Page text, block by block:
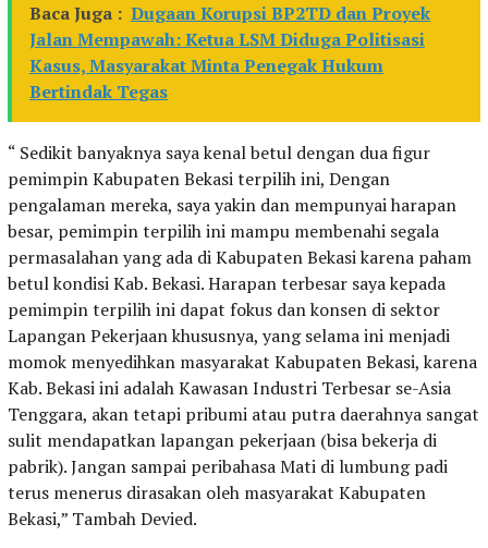
Baca Juga : Dugaan Korupsi BP2TD dan Proyek
Jalan Mempawah: Ketua LSM Diduga Politisasi
Kasus, Masyarakat Minta Penegak Hukum
Bertindak Tegas
“ Sedikit banyaknya saya kenal betul dengan dua figur
pemimpin Kabupaten Bekasi terpilih ini, Dengan
pengalaman mereka, saya yakin dan mempunyai harapan
besar, pemimpin terpilih ini mampu membenahi segala
permasalahan yang ada di Kabupaten Bekasi karena paham
betul kondisi Kab. Bekasi. Harapan terbesar saya kepada
pemimpin terpilih ini dapat fokus dan konsen di sektor
Lapangan Pekerjaan khususnya, yang selama ini menjadi
momok menyedihkan masyarakat Kabupaten Bekasi, karena
Kab. Bekasi ini adalah Kawasan Industri Terbesar se-Asia
Tenggara, akan tetapi pribumi atau putra daerahnya sangat
sulit mendapatkan lapangan pekerjaan (bisa bekerja di
pabrik). Jangan sampai peribahasa Mati di lumbung padi
terus menerus dirasakan oleh masyarakat Kabupaten
Bekasi,” Tambah Devied.